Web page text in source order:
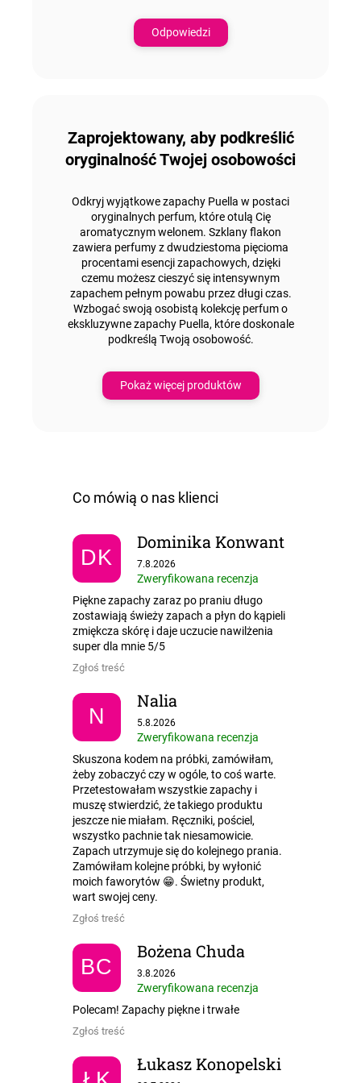
Odpowiedzi
Zaprojektowany, aby podkreślić
oryginalność Twojej osobowości
Odkryj wyjątkowe zapachy Puella w postaci
oryginalnych perfum, które otulą Cię
aromatycznym welonem. Szklany flakon
zawiera perfumy zdwudziestoma pięcioma
procentami esencji zapachowych, dzięki
czemu możesz cieszyć się intensywnym
zapachem pełnym powabu przez długi czas.
Wzbogać swoją osobistą kolekcję perfum o
ekskluzywne zapachy Puella, które doskonale
podkreślą Twoją osobowość.
Pokaż więcej produktów
DK
Dominika Konwant
Ocena sklepu to 5 na 5 gwiazdek.
7.8.2026
Zweryfikowana recenzja
Piękne zapachy zaraz po praniu długo
zostawiają świeży zapach a płyn do kąpieli
zmiękcza skórę i daje uczucie nawilżenia
super dla mnie 5/5
Zgłoś treść
N
Nalia
Ocena sklepu to 5 na 5 gwiazdek.
5.8.2026
Zweryfikowana recenzja
Skuszona kodem na próbki, zamówiłam,
żeby zobaczyć czy w ogóle, to coś warte.
Przetestowałam wszystkie zapachy i
muszę stwierdzić, że takiego produktu
jeszcze nie miałam. Ręczniki, pościel,
wszystko pachnie tak niesamowicie.
Zapach utrzymuje się do kolejnego prania.
Zamówiłam kolejne próbki, by wyłonić
moich faworytów 😁. Świetny produkt,
wart swojej ceny.
Zgłoś treść
BC
Bożena Chuda
Ocena sklepu to 5 na 5 gwiazdek.
3.8.2026
Zweryfikowana recenzja
Polecam! Zapachy piękne i trwałe
Zgłoś treść
Łukasz Konopelski